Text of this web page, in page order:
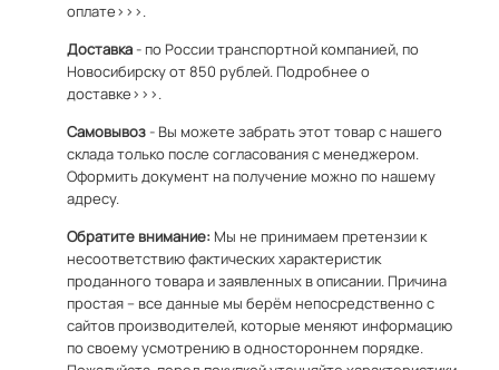
оплате>>>.
Доставка- по России транспортной компанией, по
Новосибирску от 850 рублей. Подробнее о
доставке>>>.
Самовывоз- Вы можете забрать этот товар с нашего
склада только после согласования с менеджером.
Оформить документ на получение можно по нашему
адресу.
Обратите внимание: Мы не принимаем претензии к
несоответствию фактических характеристик
проданного товара и заявленных в описании. Причина
простая – все данные мы берём непосредственно с
сайтов производителей, которые меняют информацию
по своему усмотрению в одностороннем порядке.